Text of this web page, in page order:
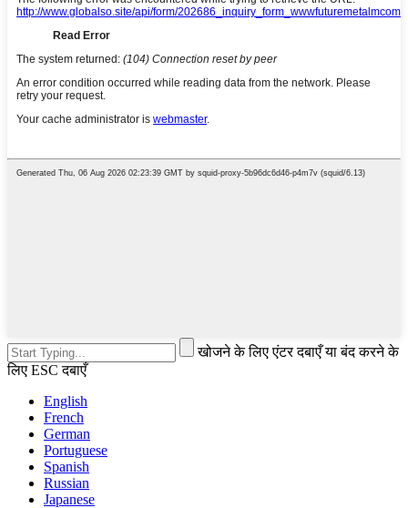
खोजने के लिए एंटर दबाएँ या बंद करने के
लिए ESC दबाएँ
English
French
German
Portuguese
Spanish
Russian
Japanese